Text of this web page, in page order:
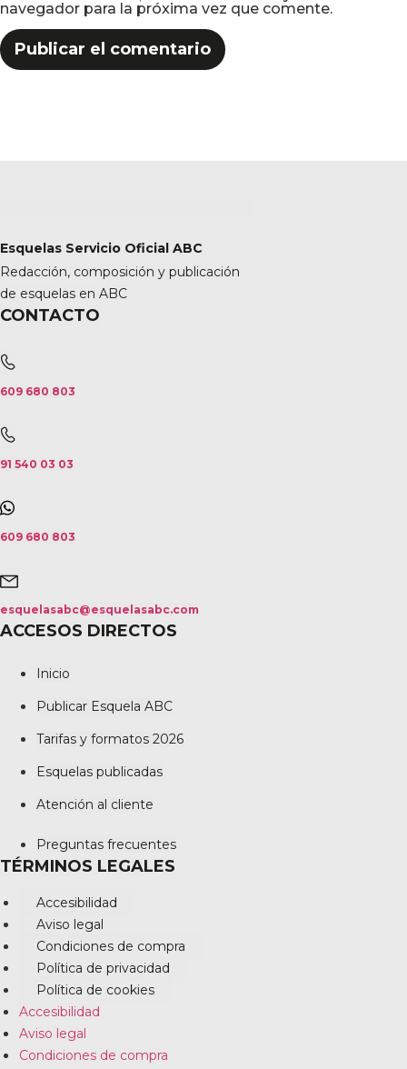
navegador para la próxima vez que comente.
Esquelas Servicio Oficial ABC
Redacción, composición y publicación
de esquelas en ABC
CONTACTO
609 680 803
91 540 03 03
609 680 803
esquelasabc@esquelasabc.com
ACCESOS DIRECTOS
Inicio
Publicar Esquela ABC
Tarifas y formatos 2026
Esquelas publicadas
Atención al cliente
Preguntas frecuentes
TÉRMINOS LEGALES
Accesibilidad
Aviso legal
Condiciones de compra
Política de privacidad
Política de cookies
Accesibilidad
Aviso legal
Condiciones de compra